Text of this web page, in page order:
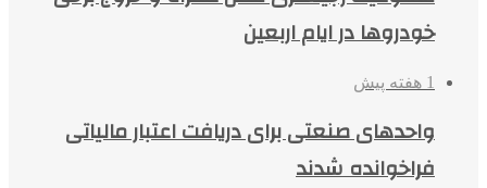
خودروها در ایام اربعین
1 هفته پیش
واحدهای صنعتی برای دریافت اعتبار مالیاتی
فراخوانده شدند